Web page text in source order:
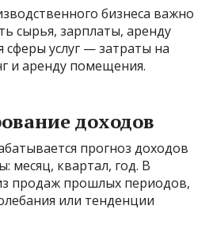
бизнеса важно
сырья, зарплаты, аренду
сферы услуг — затраты на
и аренду помещения.
доходов
прогноз доходов
месяц, квартал, год. В
продаж прошлых периодов,
или тенденции